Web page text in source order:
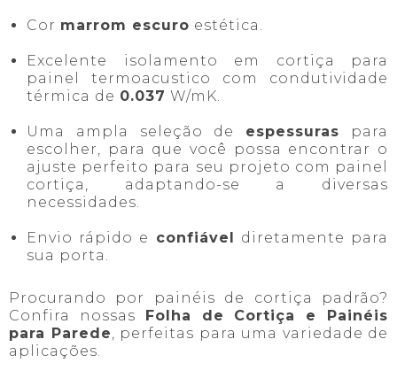
Cor marrom escuro estética.
Excelente isolamento em cortiça para
painel termoacustico com condutividade
térmica de 0.037 W/mK.
Uma ampla seleção de espessuras para
escolher, para que você possa encontrar o
ajuste perfeito para seu projeto com painel
cortiça, adaptando-se a diversas
necessidades.
Envio rápido e confiável
diretamente para
sua porta.
Procurando por painéis de cortiça padrão?
Confira nossas
Folha de Cortiça e Painéis
para Parede, perfeitas para uma variedade de
aplicações.